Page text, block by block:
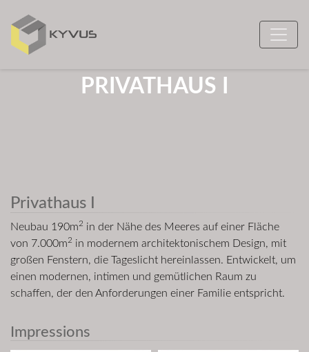
PRIVATHAUS I
Privathaus I
Neubau 190m2 in der Nähe des Meeres auf einer Fläche
von 7.000m2 in modernem architektonischem Design, mit
großen Fenstern, die Tageslicht hereinlassen. Entwickelt, um
einen modernen, intimen und gemütlichen Raum zu
schaffen, der den Anforderungen einer Familie entspricht.
Impressions